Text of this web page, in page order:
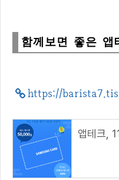
함께보면 좋은 앱
https://